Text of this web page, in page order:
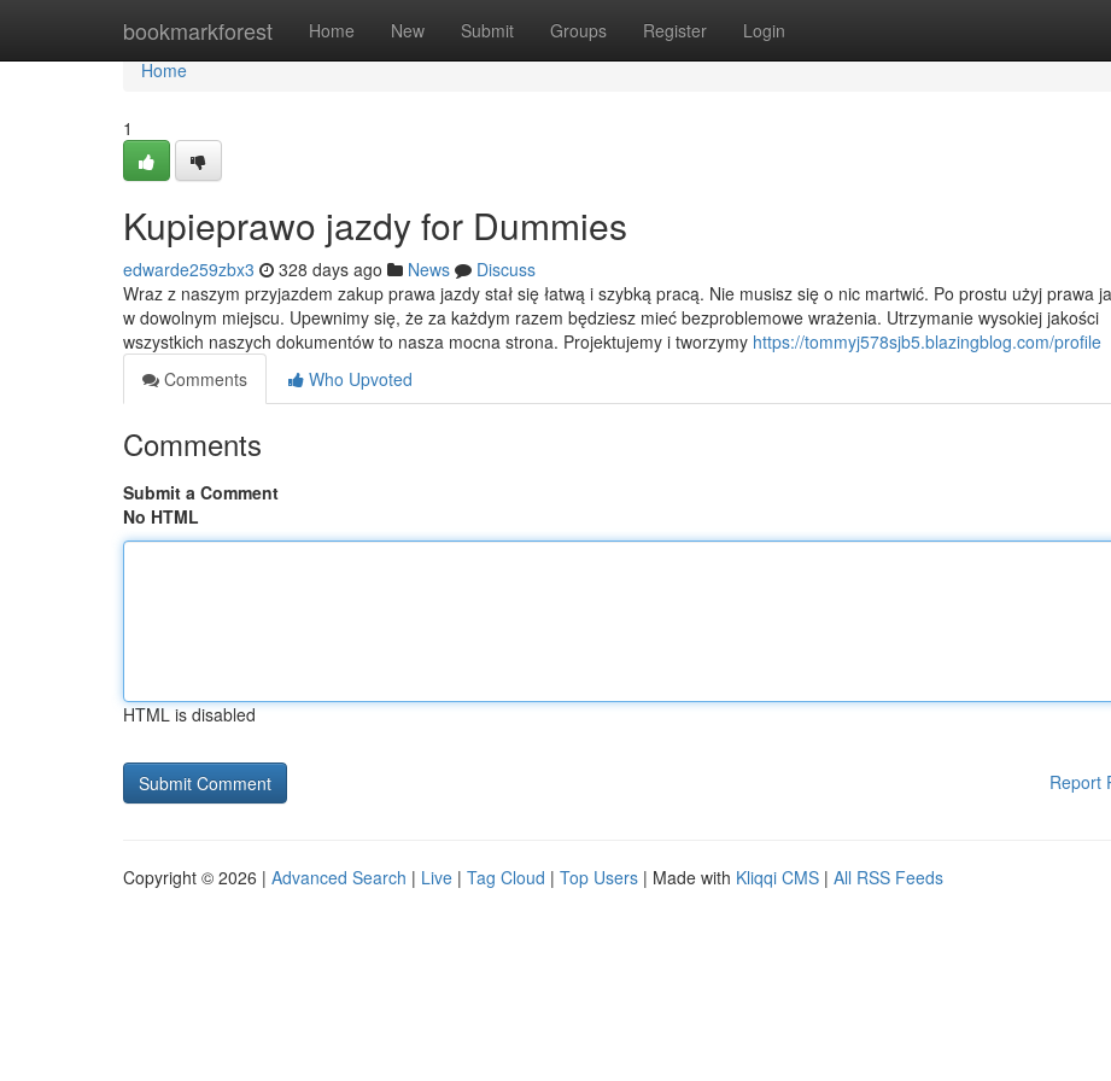
bookmarkforest Home New Submit Groups Register Login
Home
Home
1
Kupieprawo jazdy for Dummies
edwarde259zbx3 328 days ago News
Discuss
Wraz z naszym przyjazdem zakup prawa jazdy stał się łatwą i szybką pracą. Nie musisz się o nic martwić. Po prostu użyj prawa
w dowolnym miejscu. Upewnimy się, że za każdym razem będziesz mieć bezproblemowe wrażenia. Utrzymanie wysokiej jakości
wszystkich naszych dokumentów to nasza mocna strona. Projektujemy i tworzymy https://tommyj578sjb5.blazingblog.com/profile
Comments
Who Upvoted
Comments
Submit a Comment
No HTML
HTML is disabled
Report
Copyright © 2026 | Advanced Search | Live | Tag Cloud | Top Users | Made with Kliqqi CMS | All RSS Feeds